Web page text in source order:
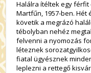
Halálra ítéltek egy
Martfűn, 1957-ben.
követik a megrázó
tébolyban nehéz
felvenni a nyomozás
léteznek
fiatal ügyésznek
leplezni a rettegő